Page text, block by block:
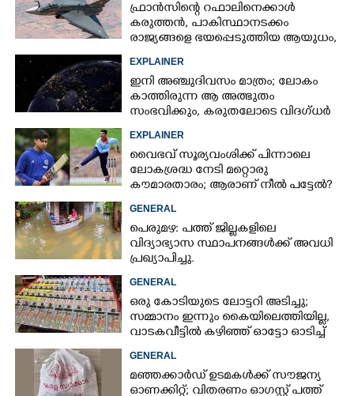
ഫ്രാൻസിന്റെ റഫാലിനെക്കാൾ
കരുത്തൻ,​ പാകിസ്ഥാനടക്കം
രാജ്യങ്ങളെ ഭയപ്പെടുത്തിയ ആയുധം,​
EXPLAINER
ഇനി അഞ്ചുദിവസം മാത്രം; ലോകം
കാത്തിരുന്ന ആ അത്ഭുതം
സംഭവിക്കും, കരുതലോടെ വിദഗ്ധർ
EXPLAINER
വൈഭവ് സൂര്യവംശിക്ക് പിന്നാലെ
ലോകശ്രദ്ധ നേടി മറ്റൊരു
കൗമാരതാരം; ആരാണ് നീൽ പട്ടേൽ?
GENERAL
പെരുമഴ: പത്ത് ജില്ലകളിലെ
വിദ്യാഭ്യാസ സ്ഥാപനങ്ങൾക്ക് അവധി
പ്രഖ്യാപിച്ചു.
GENERAL
ഒരു കോടിയുടെ ലോട്ടറി അടിച്ചു;
സമ്മാനം ഇന്നും കൈയിലെത്തിയില്ല,
വാടകവീട്ടിൽ കഴിഞ്ഞ് ഓട്ടോ ഓടിച്ച്
GENERAL
മഞ്ഞക്കാർഡ് ഉടമകൾക്ക് സൗജന്യ
ഓണക്കിറ്റ്; വിതരണം ഓഗസ്റ്റ് പത്ത്
×
Share this link